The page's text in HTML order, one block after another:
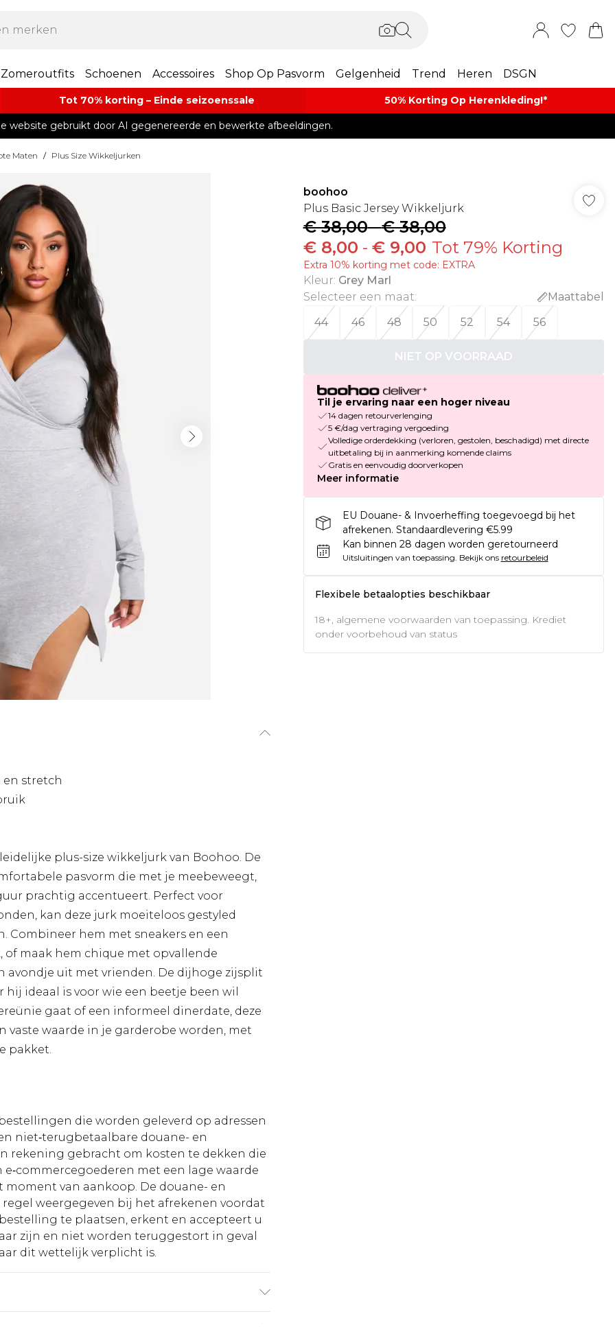
Zomeroutfits Schoenen Accessoires Shop Op Pasvorm Gelgenheid Trend Heren DSGN
Tot 70% korting – Einde seizoenssale 50% Korting Op Herenkleding​!*​
website gebruikt door AI gegenereerde en bewerkte afbeeldingen.
Maten / Plus Size Wikkeljurken
en stretch
plus-size wikkeljurk van Boohoo. De
pasvorm die met je meebeweegt,
prachtig accentueert. Perfect voor
kan deze jurk moeiteloos gestyled
Combineer hem met sneakers en een
of maak hem chique met opvallende
avondje uit met vrienden. De dijhoge zijsplit
ideaal is voor wie een beetje been wil
gaat of een informeel dinerdate, deze
vaste waarde in je garderobe worden, met
pakket.
die worden geleverd op adressen
niet‑terugbetaalbare douane- en
rekening gebracht om kosten te dekken die
met een lage waarde
van aankoop. De douane- en
weergegeven bij het afrekenen voordat
te plaatsen, erkent en accepteert u
zijn en niet worden teruggestort in geval
dit wettelijk verplicht is.
boohoo
Plus Basic Jersey Wikkeljurk
€ 38,00-€ 38,00
€ 8,00 - € 9,00 Tot 79% Korting
Extra 10% korting met code: EXTRA
Kleur: Grey Marl
Selecteer een maat:
Maattabel
44
46 48 50 52 54 56
NIET OP VOORRAAD
Til je ervaring naar een hoger niveau
14 dagen retourverlenging
5 €/dag vertraging vergoeding
Volledige orderdekking (verloren, gestolen, beschadigd) met directe
uitbetaling bij in aanmerking komende claims
Gratis en eenvoudig doorverkopen
Meer informatie
EU Douane- & Invoerheffing toegevoegd bij het
afrekenen. Standaardlevering €5.99
Kan binnen 28 dagen worden geretourneerd
Uitsluitingen van toepassing. Bekijk ons retourbeleid
Flexibele betaalopties beschikbaar
18+, algemene voorwaarden van toepassing. Krediet
onder voorbehoud van status